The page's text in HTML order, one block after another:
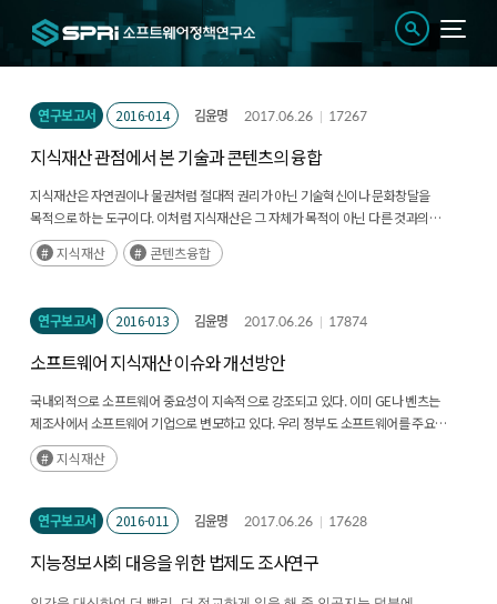
연구보고서 2016-014 김윤명 2017.06.26 17267
지식재산 관점에서 본 기술과 콘텐츠의 융합
지식재산은 자연권이나 물권처럼 절대적 권리가 아닌 기술혁신이나 문화창달을
목적으로 하는 도구이다. 이처럼 지식재산은 그 자체가 목적이 아닌 다른 것과의
관계에서 그 효과가 나타나는 매개체적 역할을 하기도 한다. 이러한 면에서 인류에게
지식재산을 통한 기술 발전은 신세계를 기대하는 매력이 있다. (후략)
지식재산 콘텐츠융합
연구보고서 2016-013 김윤명 2017.06.26 17874
소프트웨어 지식재산 이슈와 개선방안
국내외적으로 소프트웨어 중요성이 지속적으로 강조되고 있다. 이미 GE나 벤츠는
제조사에서 소프트웨어 기업으로 변모하고 있다. 우리 정부도 소프트웨어를 주요
정책과제로 다루면서 적지 않은 관련 정책을 수립하고 있다. 소프트웨어 산업 육성과
발전 이면에는 소프트웨어 관련 지식재산권에 대한 보호가 자리한다. 다만, 법률과 정책
체계는 어느 정도 한계를 가질 수밖에 없는 것이 사실이다. (후략)
지식재산
연구보고서 2016-011 김윤명 2017.06.26 17628
지능정보사회 대응을 위한 법제도 조사연구